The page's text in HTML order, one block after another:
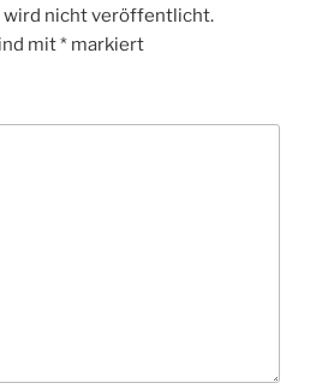
wird nicht veröffentlicht.
mit* markiert